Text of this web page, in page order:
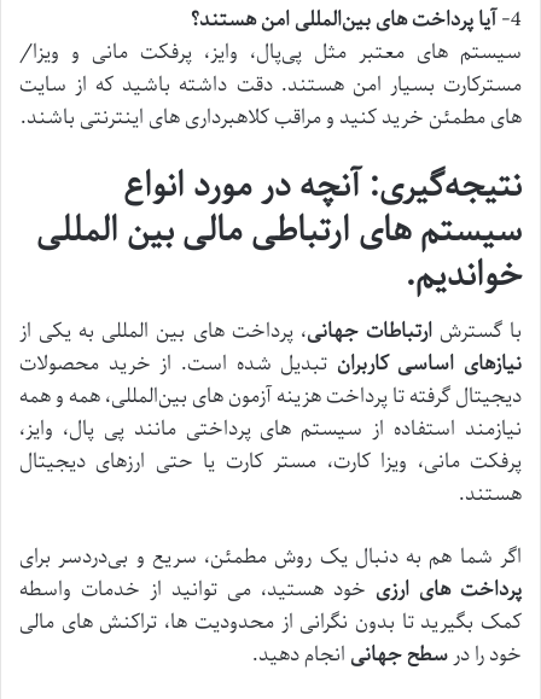
4- آیا پرداخت ‌های بین‌المللی امن هستند؟
سیستم‌ های معتبر مثل پی‌پال، وایز، پرفکت مانی و ویزا/
مسترکارت بسیار امن هستند. دقت داشته باشید که از سایت
‌های مطمئن خرید کنید و مراقب کلاهبرداری ‌های اینترنتی باشند.
نتیجه‌گیری: آنچه در مورد انواع
سیستم های ارتباطی مالی بین المللی
خواندیم.
با گسترشارتباطات جهانی، پرداخت ‌های بین‌ المللی به یکی از
نیازهای اساسی کاربران تبدیل شده است. از خرید محصولات
دیجیتال گرفته تا پرداخت هزینه آزمون ‌های بین‌المللی، همه و همه
نیازمند استفاده از سیستم ‌های پرداختی مانند پی‌ پال، وایز،
پرفکت مانی، ویزا کارت، مستر کارت یا حتی ارزهای دیجیتال
هستند.
اگر شما هم به دنبال یک روش مطمئن، سریع و بی‌دردسر برای
پرداخت ‌های ارزی خود هستید، می ‌توانید از خدمات واسطه‌
کمک بگیرید تا بدون نگرانی از محدودیت‌ ها، تراکنش‌ های مالی
خود را در سطح جهانی انجام دهید.